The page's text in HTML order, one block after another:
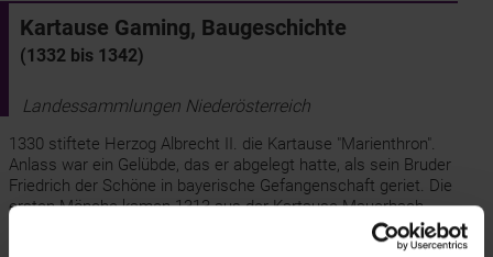
Kartause Gaming, Baugeschichte
(1332 bis 1342)
Landessammlungen Niederösterreich
1330 stiftete Herzog Albrecht II. die Kartause "Marienthron".
Anlass war ein Gelübde, das er abgelegt hatte, als sein Bruder
Friedrich der Schöne in bayerische Gefangenschaft geriet. Die
ersten Mönche kamen 1313 aus der Kartause Mauerbach.
Bei dem von 1331 - 1342 errichteten Kloster in Gaming handelt es
sich um die größte Kartause der deutschen Ordensprovinz, eine